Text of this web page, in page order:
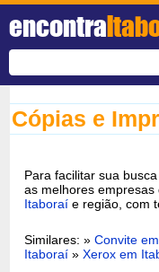
encontra
Cópias e
Para facilitar sua
as melhores
Itaboraí e região, com
Similares: »Convite
Itaboraí »Xerox em